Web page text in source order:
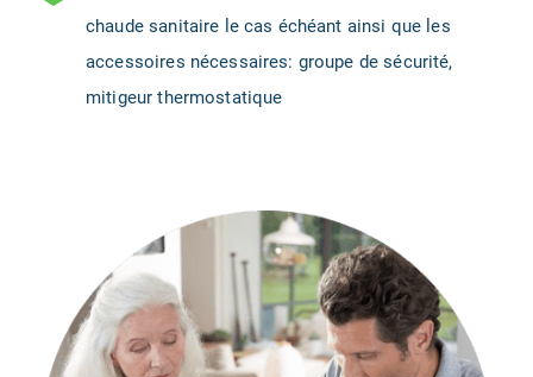
chaude sanitaire le cas échéant ainsi que les
accessoires nécessaires: groupe de sécurité,
mitigeur thermostatique